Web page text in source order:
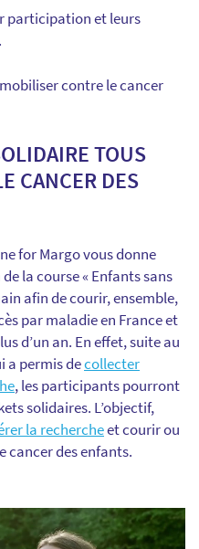
participation et leurs
contre le cancer
TOUS
CANCER DES
for Margo vous donne
la course « Enfants sans
afin de courir, ensemble,
par maladie en France et
d’un an. En effet, suite au
a permis decollecter
, les participants pourront
solidaires. L’objectif,
la rechercheet courir ou
cancer des enfants.